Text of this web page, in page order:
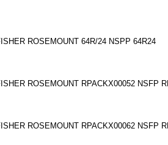
ROSEMOUNT 64R/24 NSPP 64R24
ROSEMOUNT RPACKX00052 NSFP
ROSEMOUNT RPACKX00062 NSFP